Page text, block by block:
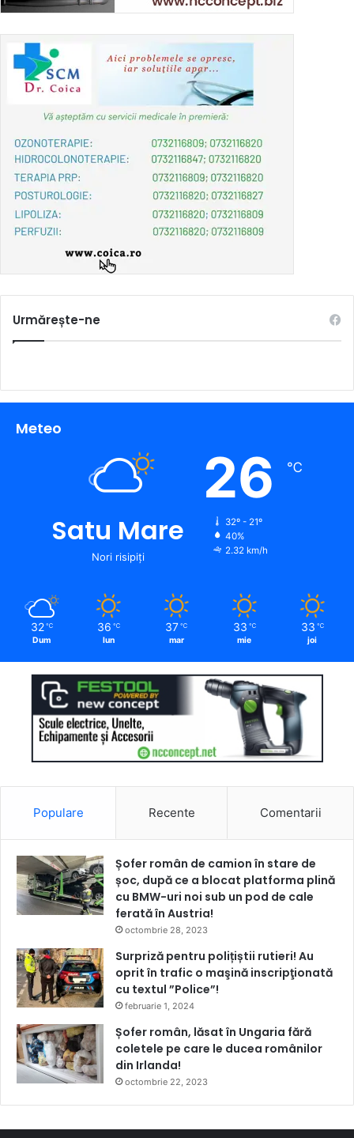
Urmărește-ne
Meteo
Satu Mare
Nori risipiți
26 ℃
32º - 21º
40%
2.32 km/h
32 ℃
Dum
36 ℃
lun
37 ℃
mar
33 ℃
mie
33 ℃
joi
Populare Recente Comentarii
Șofer român de camion în stare de
șoc, după ce a blocat platforma plină
cu BMW-uri noi sub un pod de cale
ferată în Austria!
octombrie 28, 2023
Surpriză pentru polițiștii rutieri! Au
oprit în trafic o maşină inscripţionată
cu textul ”Police”!
februarie 1, 2024
Șofer român, lăsat în Ungaria fără
coletele pe care le ducea românilor
din Irlanda!
octombrie 22, 2023